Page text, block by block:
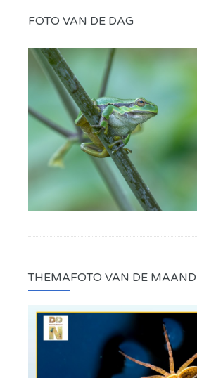
FOTO VAN DE DAG
THEMAFOTO VAN DE MAAND